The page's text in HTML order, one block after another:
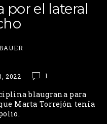
el lateral
2022 1
blaugrana para
Marta Torrejón tenía